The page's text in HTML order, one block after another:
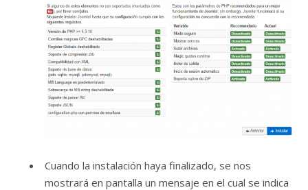
Cuando la instalación haya finalizado, se nos
mostrará en pantalla un mensaje en el cual se indica